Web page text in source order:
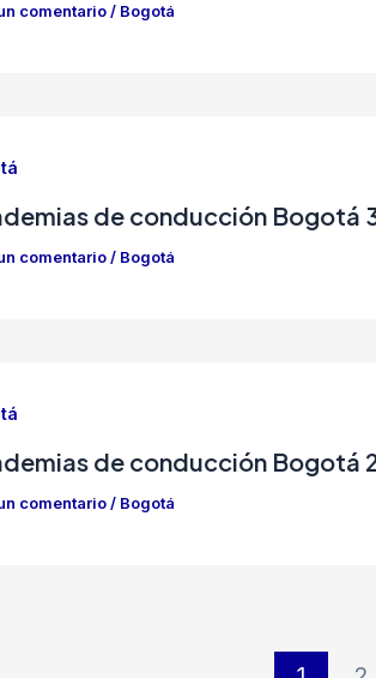
comentario/ Bogotá
de conducción Bogotá
comentario/ Bogotá
de conducción Bogotá
comentario/ Bogotá